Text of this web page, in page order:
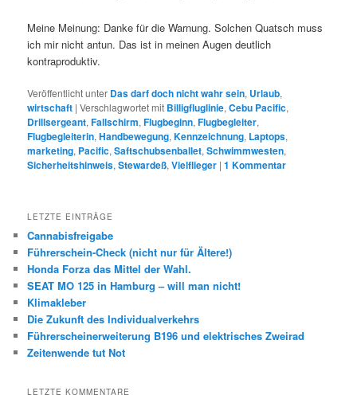
Meine Meinung: Danke für die Warnung. Solchen Quatsch muss
ich mir nicht antun. Das ist in meinen Augen deutlich
kontraproduktiv.
Veröffentlicht unter Das darf doch nicht wahr sein, Urlaub,
wirtschaft |Verschlagwortet mit Billigfluglinie,Cebu Pacific,
Drillsergeant,Fallschirm,Flugbeginn,Flugbegleiter,
Flugbegleiterin,Handbewegung,Kennzeichnung, Laptops,
marketing, Pacific,Saftschubsenballet,Schwimmwesten,
Sicherheitshinweis,Stewardeß,Vielflieger |1 Kommentar
LETZTE EINTRÄGE
Cannabisfreigabe
Führerschein-Check (nicht nur für Ältere!)
Honda Forza das Mittel der Wahl.
SEAT MO 125 in Hamburg – will man nicht!
Klimakleber
Die Zukunft des Individualverkehrs
Führerscheinerweiterung B196 und elektrisches Zweirad
Zeitenwende tut Not
LETZTE KOMMENTARE